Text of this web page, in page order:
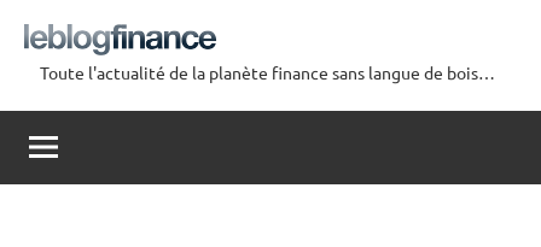
contenu
Le
Blog
Finance
Toute l'actualité de la planète finance sans langue de bois…